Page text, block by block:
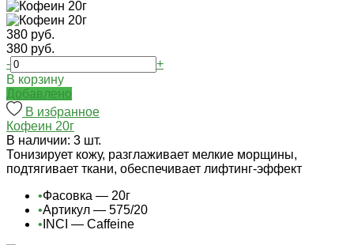
380 руб.
380 руб.
-
+
В корзину
Добавлено
В избранное
Кофеин 20г
В наличии: 3 шт.
Тонизирует кожу, разглаживает мелкие морщины,
подтягивает ткани, обеспечивает лифтинг-эффект
•Фасовка — 20г
•Артикул — 575/20
• INCI — Caffeine